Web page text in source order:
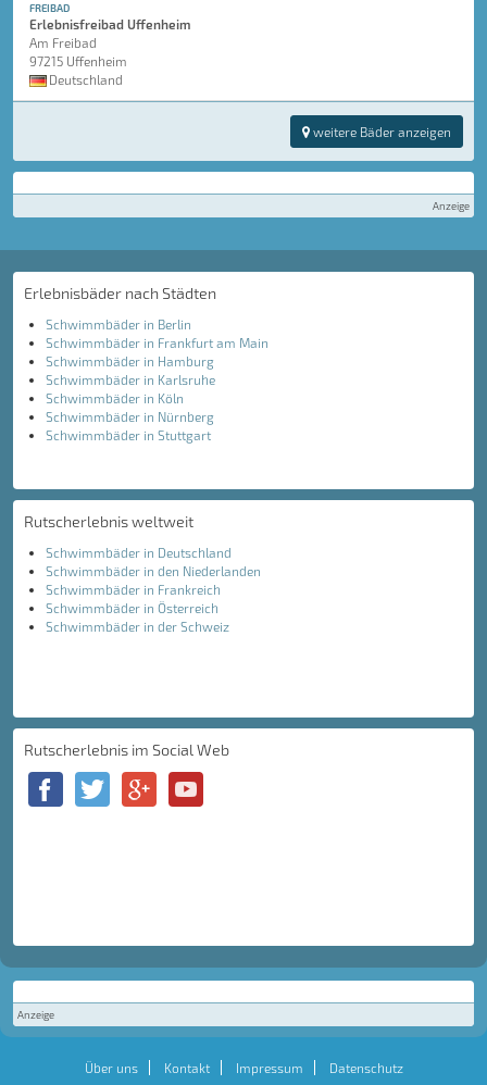
FREIBAD
Erlebnisfreibad Uffenheim
Am Freibad
97215 Uffenheim
Deutschland
weitere Bäder anzeigen
Anzeige
Erlebnisbäder nach Städten
Schwimmbäder in Berlin
Schwimmbäder in Frankfurt am Main
Schwimmbäder in Hamburg
Schwimmbäder in Karlsruhe
Schwimmbäder in Köln
Schwimmbäder in Nürnberg
Schwimmbäder in Stuttgart
Rutscherlebnis weltweit
Schwimmbäder in Deutschland
Schwimmbäder in den Niederlanden
Schwimmbäder in Frankreich
Schwimmbäder in Österreich
Schwimmbäder in der Schweiz
Rutscherlebnis im Social Web
Anzeige
Über uns Kontakt Impressum Datenschutz